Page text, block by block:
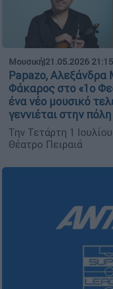
Μουσική|21.05.2026 21:15
Papazo, Αλεξάνδρα
Φάκαρος στο «1ο
ένα νέο μουσικό
γεννιέται στην πόλη
Την Τετάρτη 1
Θέατρο Πειραιά